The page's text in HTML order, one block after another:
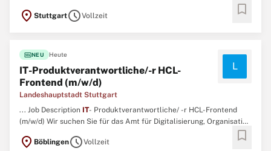
location_on StuttgartscheduleVollzeit bookmark
fiber_newNEU Heute
IT-Produktverantwortliche/-r HCL-
Frontend (m/w/d)
Landeshauptstadt Stuttgart
L
... Job Description IT- Produktverantwortliche/ -r HCL-Frontend
(m/w/d) Wir suchen Sie für das Amt für Digitalisierung, Organisation
unbefristet zu besetzen. ...
location_on BöblingenscheduleVollzeit bookmark